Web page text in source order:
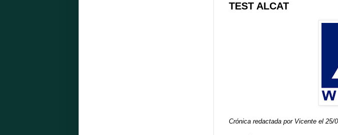
TEST ALCAT
Crónica redactada por Vicente el 25/